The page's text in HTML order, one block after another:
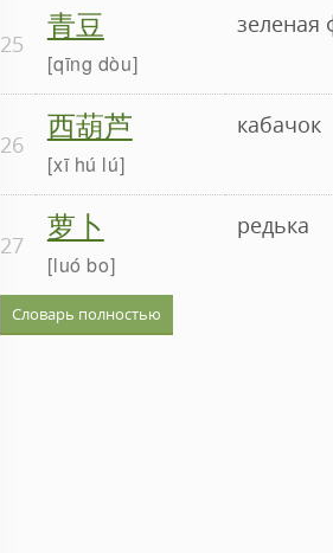
25 青豆
qīng dòu
зеленая
26 西葫芦
xī hú lú
кабачок
27 萝卜
luó bo
редька
Словарь полностью